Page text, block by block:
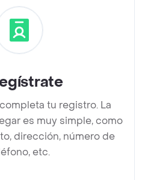
tu registro. La
es muy simple, como
dirección, número de
etc.